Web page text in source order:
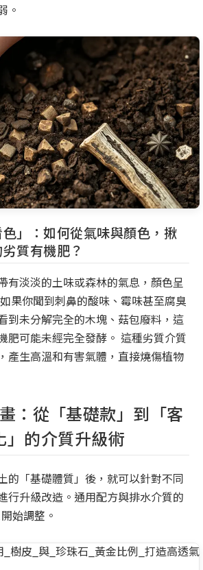
。
色」：如何從氣味與顏色，揪
質有機肥？
有淡淡的土味或森林的氣息，顏色呈
果你聞到刺鼻的酸味、霉味甚至腐臭
到未分解完全的木塊、菇包廢料，這
肥可能未經完全發酵。 這種劣質介質
產生高溫和有害氣體，直接燒傷植物
：從「基礎款」到「客
」的介質升級術
的「基礎體質」後，就可以針對不同
行升級改造。通用配方與排水介質的
始調整。